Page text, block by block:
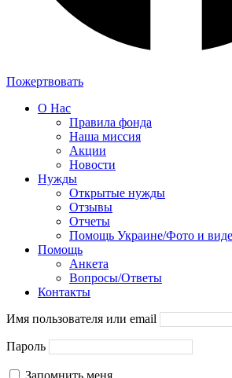
Пожертвовать
О Нас
Правила фонда
Наша миссия
Акции
Новости
Нужды
Открытые нужды
Отзывы
Отчеты
Помощь Украине/Фото и
Помощь
Анкета
Вопросы/Ответы
Контакты
Имя пользователя или email
Пароль
Запомнить меня